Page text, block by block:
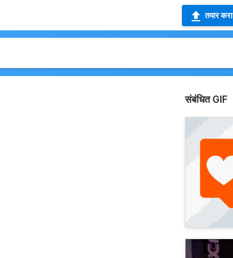
तयार करा
संबंधित GIF